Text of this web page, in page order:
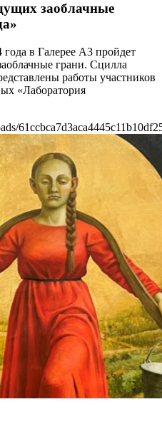
заоблачные
в Галерее А3 пройдет
грани. Сцилла
работы участников
«Лаборатория